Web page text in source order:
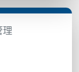
理